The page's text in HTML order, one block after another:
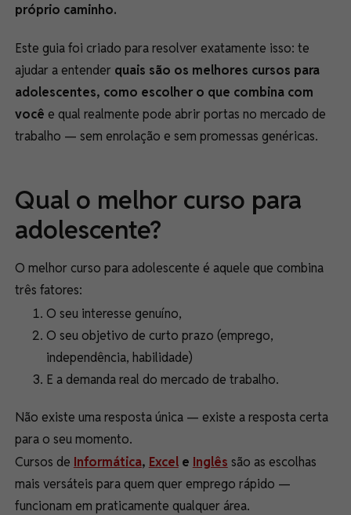
próprio caminho.
Este guia foi criado para resolver exatamente isso: te
ajudar a entender quais são os melhores cursos para
adolescentes, como escolher o que combina com
você e qual realmente pode abrir portas no mercado de
trabalho — sem enrolação e sem promessas genéricas.
Qual o melhor curso para
adolescente?
O melhor curso para adolescente é aquele que combina
três fatores:
O seu interesse genuíno,
O seu objetivo de curto prazo (emprego,
independência, habilidade)
E a demanda real do mercado de trabalho.
Não existe uma resposta única — existe a resposta certa
para o seu momento.
Cursos de Informática, Excele Inglês são as escolhas
mais versáteis para quem quer emprego rápido —
funcionam em praticamente qualquer área.